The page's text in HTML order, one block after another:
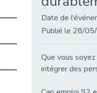
Date de
Publié le 28/
Que vous
intégrer des